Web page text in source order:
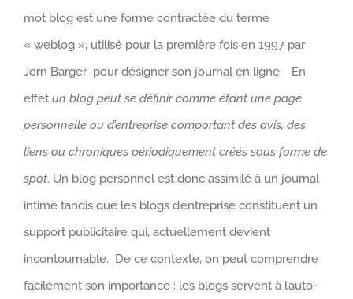
mot blog est une forme contractée du terme
« weblog », utilisé pour la première fois en 1997 par
Jorn Barger pour désigner son journal en ligne. En
effet un blog peut se définir comme étant une page
personnelle ou d’entreprise comportant des avis, des
liens ou chroniques périodiquement créés sous forme de
spot. Un blog personnel est donc assimilé à un journal
intime tandis que les blogs d’entreprise constituent un
support publicitaire qui, actuellement devient
incontournable. De ce contexte, on peut comprendre
facilement son importance : les blogs servent à l’auto-